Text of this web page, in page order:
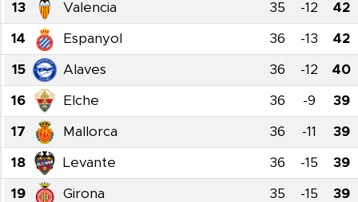
13 Valencia 35 -12 42
14 Espanyol 36 -13 42
15 Alaves 36 -12 40
16 Elche 36 -9 39
17 Mallorca 36 -11 39
18 Levante 36 -15 39
19 Girona 35 -15 39